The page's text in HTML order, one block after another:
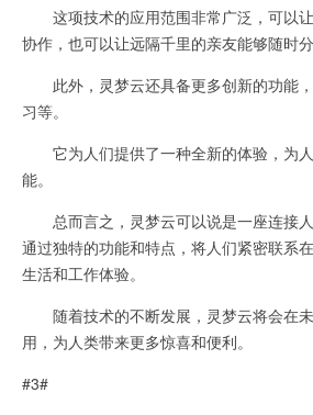
这项技术的应用范围非常广泛，可以
协作，也可以让远隔千里的亲友能够随时
此外，灵梦云还具备更多创新的功能
习等。
它为人们提供了一种全新的体验，为
能。
总而言之，灵梦云可以说是一座连接
通过独特的功能和特点，将人们紧密联系
生活和工作体验。
随着技术的不断发展，灵梦云将会在
用，为人类带来更多惊喜和便利。
#3#